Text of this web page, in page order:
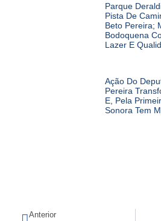
Parque
Pista De
Beto Pereira;
Bodoquena
Lazer E
Ação Do
Pereira
E, Pela
Sonora Tem
Anterior